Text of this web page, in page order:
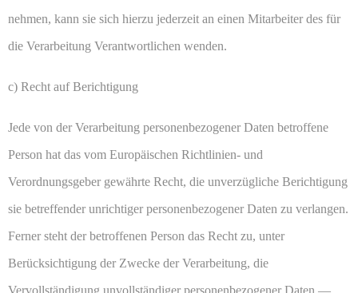
nehmen, kann sie sich hierzu jederzeit an einen Mitarbeiter des für
die Verarbeitung Verantwortlichen wenden.
c) Recht auf Berichtigung
Jede von der Verarbeitung personenbezogener Daten betroffene
Person hat das vom Europäischen Richtlinien- und
Verordnungsgeber gewährte Recht, die unverzügliche Berichtigung
sie betreffender unrichtiger personenbezogener Daten zu verlangen.
Ferner steht der betroffenen Person das Recht zu, unter
Berücksichtigung der Zwecke der Verarbeitung, die